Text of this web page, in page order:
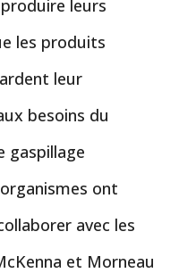
leurs
les produits
leur
besoins du
gaspillage
ont
avec les
et Morneau